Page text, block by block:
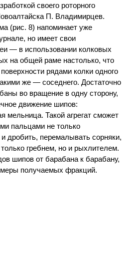
своего роторного
П. Владимирцев.
(рис. 8) напоминает уже
но имеет свои
— в использовании колковых
на общей раме настолько, что
рядами колки одного
же — соседнего. Достаточно
во вращение в одну сторону,
движение шипов:
мельница. Такой агрегат сможет
пальцами не только
дробить, перемалывать сорняки,
гребнем, но и рыхлителем.
шипов от барабана к барабану,
получаемых фракций.